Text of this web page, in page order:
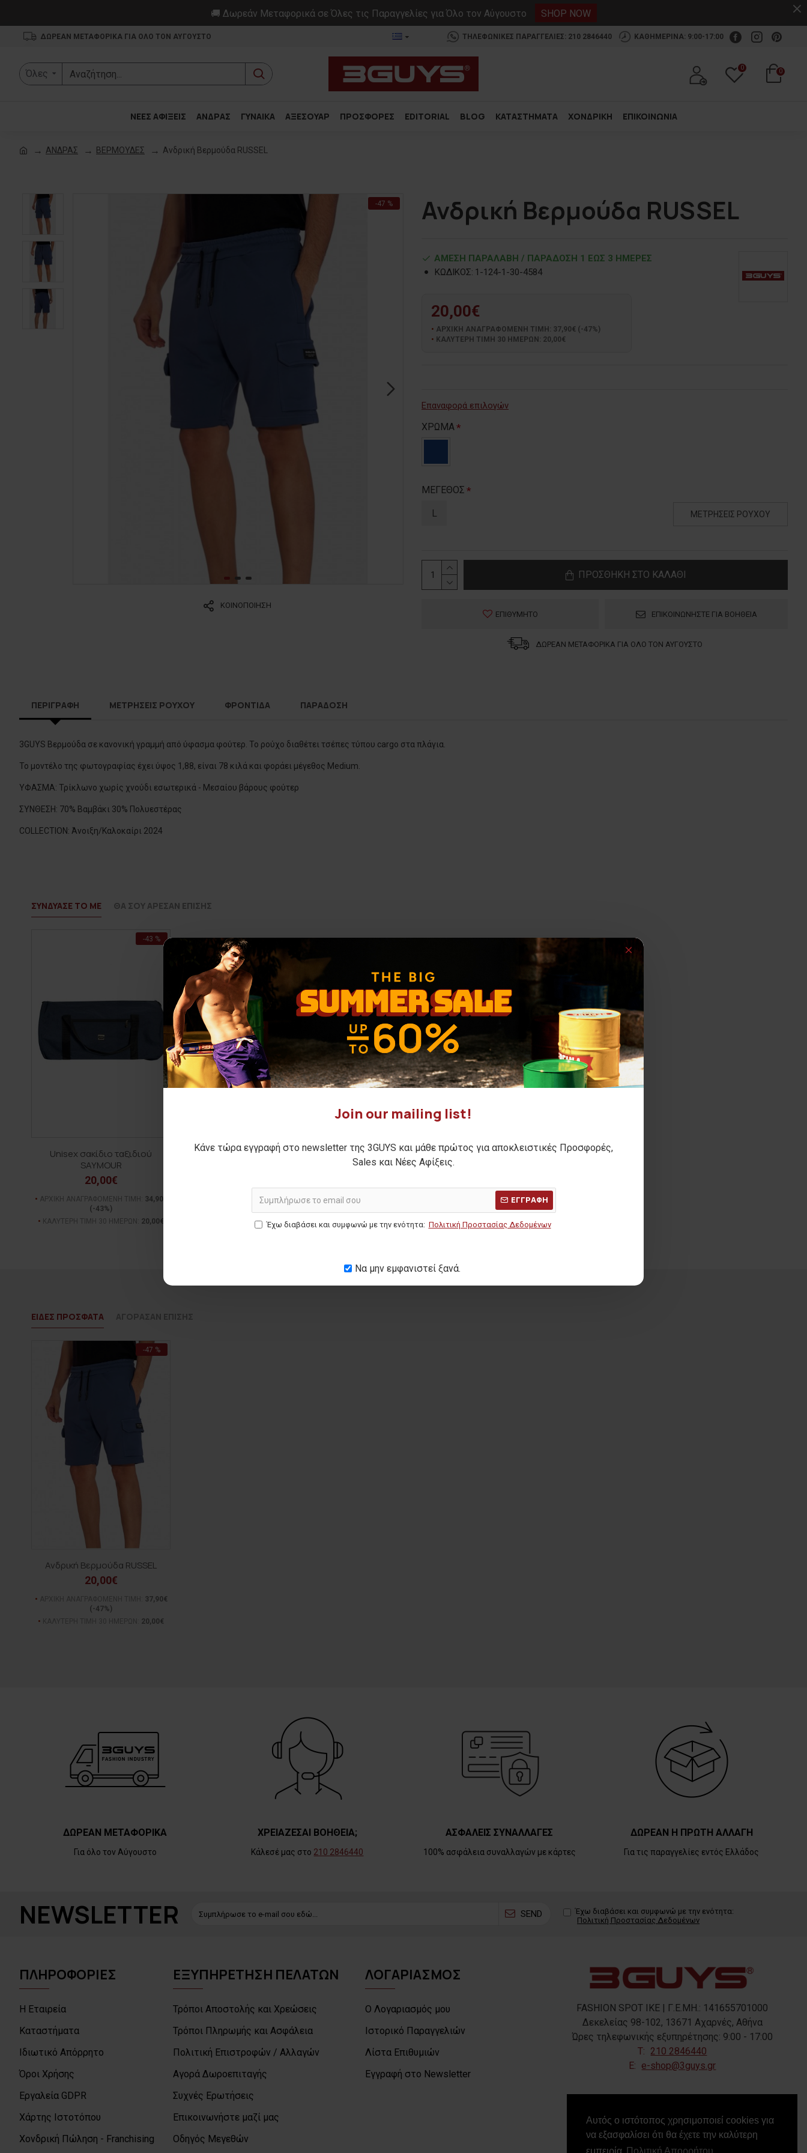
Αυτός ο ιστότοπος χρησιμοποιεί cookies για
να εξασφαλίσει ότι θα έχετε την καλύτερη
Join our mailing list!
Κάνε τώρα εγγραφή στο newsletter της 3GUYS και μάθε πρώτος για αποκλειστικές Προσφορές,
Sales και Νέες Αφίξεις.
ΕΓΓΡΑΦΗ
Έχω διαβάσει και συμφωνώ με την ενότητα: Πολιτική Προστασίας Δεδομένων
Να μην εμφανιστεί ξανά.
🚚 Δωρεάν Μεταφορικά σε Όλες τις Παραγγελίες για Όλο τον Αύγουστο SHOP NOW
ΔΩΡΕΑΝ ΜΕΤΑΦΟΡΙΚΑ ΓΙΑ ΟΛΟ ΤΟΝ ΑΥΓΟΥΣΤΟ ΤΗΛΕΦΩΝΙΚΕΣ ΠΑΡΑΓΓΕΛΙΕΣ: 210 2846440 ΚΑΘΗΜΕΡΙΝΑ: 9:00-17:00
Όλες
0 0
ΝΕΕΣ ΑΦΙΞΕΙΣ ΑΝΔΡΑΣ ΓΥΝΑΙΚΑ ΑΞΕΣΟΥΑΡ ΠΡΟΣΦΟΡΕΣ EDITORIAL BLOG ΚΑΤΑΣΤΗΜΑΤΑ ΧΟΝΔΡΙΚΗ ΕΠΙΚΟΙΝΩΝΙΑ
ΑΝΔΡΑΣ ΒΕΡΜΟΥΔΕΣ Ανδρική Βερμούδα RUSSEL
-47 %
ΚΟΙΝΟΠΟΙΗΣΗ
Ανδρική Βερμούδα RUSSEL
ΑΜΕΣΗ ΠΑΡΑΛΑΒΗ / ΠΑΡΑΔOΣΗ 1 ΕΩΣ 3 ΗΜΕΡΕΣ
ΚΩΔΙΚΟΣ: 1-124-1-30-4584
20,00€
ΑΡΧΙΚΗ ΑΝΑΓΡΑΦΟΜΕΝΗ ΤΙΜΗ: 37,90€ (-47%)
ΚΑΛΥΤΕΡΗ ΤΙΜΗ 30 ΗΜΕΡΩΝ: 20,00€
Επαναφορά επιλογών
ΧΡΩΜΑ
ΜΕΓΕΘΟΣ
L ΜΕΤΡΗΣΕΙΣ ΡΟΥΧΟΥ
ΠΡΟΣΘΗΚΗ ΣΤΟ ΚΑΛΑΘΙ
ΕΠΙΘΥΜΗΤΟ ΕΠΙΚΟΙΝΩΝΗΣΤΕ ΓΙΑ ΒΟΗΘΕΙΑ
ΔΩΡΕΑΝ ΜΕΤΑΦΟΡΙΚΑ ΓΙΑ ΟΛΟ ΤΟΝ ΑΥΓΟΥΣΤΟ
ΠΕΡΙΓΡΑΦΗ ΜΕΤΡΗΣΕΙΣ ΡΟΥΧΟΥ ΦΡΟΝΤΙΔΑ ΠΑΡΑΔΟΣΗ
3GUYS Βερμούδα σε κανονική γραμμή από ύφασμα φούτερ. Το ρούχο διαθέτει τσέπες τύπου cargo στα πλάγια.
Το μοντέλο της φωτογραφίας έχει ύψος 1,88, είναι 78 κιλά και φοράει μέγεθος Medium.
ΥΦΑΣΜΑ: Τρίκλωνο χωρίς χνούδι εσωτερικά - Μεσαίου βάρους φούτερ
ΣΥΝΘΕΣΗ: 70% Βαμβάκι 30% Πολυεστέρας
COLLECTION: Άνοιξη/Καλοκαίρι 2024
ΣΥΝΔΥΑΣΕ ΤΟ ΜΕ ΘΑ ΣΟΥ ΑΡΕΣΑΝ ΕΠΙΣΗΣ
-43 %
Unisex σακίδιο ταξιδιού
SAYMOUR
20,00€
ΑΡΧΙΚΗ ΑΝΑΓΡΑΦΟΜΕΝΗ ΤΙΜΗ:
34,90€
(-43%)
ΚΑΛΥΤΕΡΗ ΤΙΜΗ 30 ΗΜΕΡΩΝ:
20,00€
ΕΙΔΕΣ ΠΡΟΣΦΑΤΑ
-47 %
Ανδρική Βερμούδα RUSSEL
20,00€
37,90€
(-47%)
20,00€
ΔΩΡΕΑΝ ΜΕΤΑΦΟΡΙΚΑ
Για όλο τον Αύγουστο
ΧΡΕΙΑΖΕΣΑΙ ΒΟΗΘΕΙΑ;
Κάλεσέ μας στο 210 2846440
ΑΣΦΑΛΕΙΣ ΣΥΝΑΛΛΑΓΕΣ
100% ασφάλεια συναλλαγών με κάρτες
ΔΩΡΕΑΝ Η ΠΡΩΤΗ ΑΛΛΑΓΗ
Για τις παραγγελίες εντός Ελλάδος
NEWSLETTER SEND
Έχω διαβάσει και συμφωνώ με την ενότητα:
Πολιτική Προστασίας Δεδομένων
ΠΛΗΡΟΦΟΡΙΕΣ
Η Εταιρεία
Καταστήματα
Ιδιωτικό Απόρρητο
Όροι Χρήσης
Εργαλεία GDPR
Χάρτης Ιστοτόπου
Χονδρική Πώληση - Franchising
ΕΞΥΠΗΡΕΤΗΣΗ ΠΕΛΑΤΩΝ
Τρόποι Αποστολής και Χρεώσεις
Τρόποι Πληρωμής και Ασφάλεια
Πολιτική Επιστροφών / Αλλαγών
Αγορά Δωροεπιταγής
Συχνές Ερωτήσεις
Επικοινωνήστε μαζί μας
Οδηγός Μεγεθών
ΛΟΓΑΡΙΑΣΜΟΣ
Ο Λογαριασμός μου
Ιστορικό Παραγγελιών
Λίστα Επιθυμιών
Εγγραφή στο Newsletter
FASHION SPOT IKE | Γ.Ε.ΜΗ.: 141655701000
Δεκελείας 98-102, 13671 Αχαρνές, Αθήνα
Ώρες τηλεφωνικής εξυπηρέτησης: 9:00 - 17:00
T: 210 2846440
E: e-shop@3guys.gr